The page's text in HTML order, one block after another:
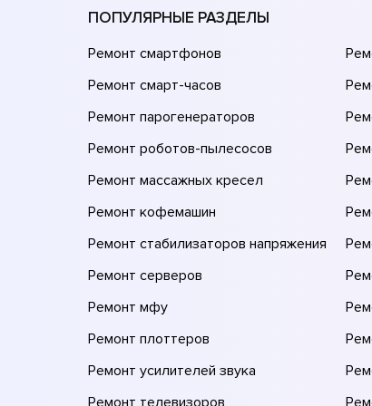
ПОПУЛЯРНЫЕ РАЗДЕЛЫ
Ремонт смартфонов
Ремонт смарт-часов
Ремонт парогенераторов
Ремонт роботов-пылесосов
Ремонт массажных кресел
Ремонт кофемашин
Ремонт стабилизаторов напряжения
Ремонт серверов
Ремонт мфу
Ремонт плоттеров
Ремонт усилителей звука
Ремонт телевизоров